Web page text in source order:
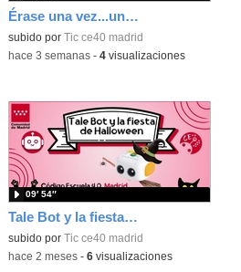
Érase una vez...un castillo medieval
subido por Tic ce40 madrid
-hace 3 semanas- 4visualizaciones
Tale Bot y la fiesta de Halloween
subido por Tic ce40 madrid
09′ 54″
-hace 2 meses- 6visualizaciones